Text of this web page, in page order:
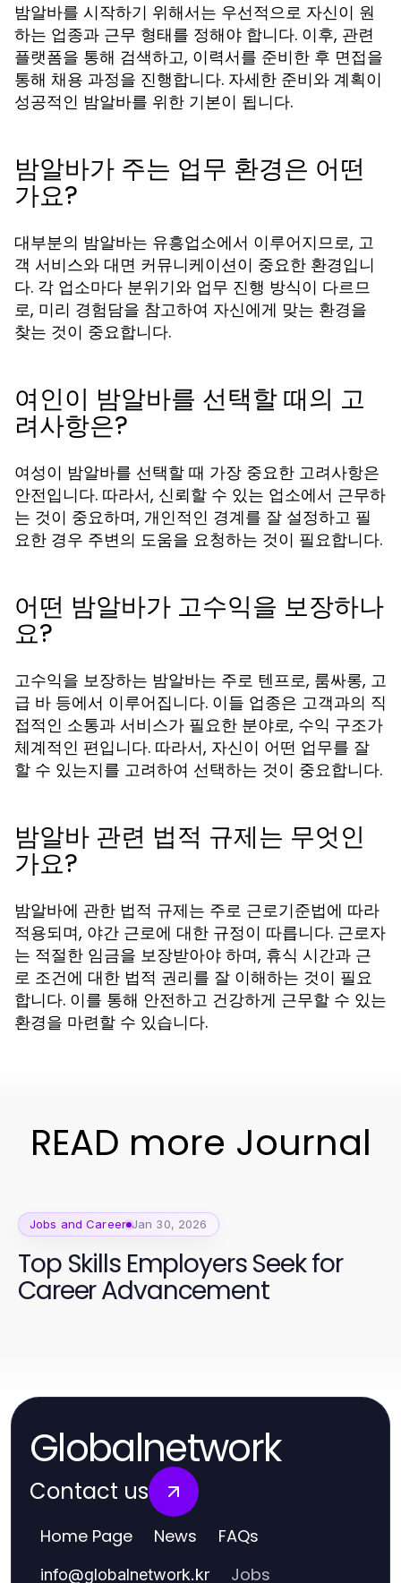
밤알바를 시작하기 위해서는 우선적으로 자신이 원
하는 업종과 근무 형태를 정해야 합니다. 이후, 관련
플랫폼을 통해 검색하고, 이력서를 준비한 후 면접을
통해 채용 과정을 진행합니다. 자세한 준비와 계획이
성공적인 밤알바를 위한 기본이 됩니다.
밤알바가 주는 업무 환경은 어떤
가요?
대부분의 밤알바는 유흥업소에서 이루어지므로, 고
객 서비스와 대면 커뮤니케이션이 중요한 환경입니
다. 각 업소마다 분위기와 업무 진행 방식이 다르므
로, 미리 경험담을 참고하여 자신에게 맞는 환경을
찾는 것이 중요합니다.
여인이 밤알바를 선택할 때의 고
려사항은?
여성이 밤알바를 선택할 때 가장 중요한 고려사항은
안전입니다. 따라서, 신뢰할 수 있는 업소에서 근무하
는 것이 중요하며, 개인적인 경계를 잘 설정하고 필
요한 경우 주변의 도움을 요청하는 것이 필요합니다.
어떤 밤알바가 고수익을 보장하나
요?
고수익을 보장하는 밤알바는 주로 텐프로, 룸싸롱, 고
급 바 등에서 이루어집니다. 이들 업종은 고객과의 직
접적인 소통과 서비스가 필요한 분야로, 수익 구조가
체계적인 편입니다. 따라서, 자신이 어떤 업무를 잘
할 수 있는지를 고려하여 선택하는 것이 중요합니다.
밤알바 관련 법적 규제는 무엇인
가요?
밤알바에 관한 법적 규제는 주로 근로기준법에 따라
적용되며, 야간 근로에 대한 규정이 따릅니다. 근로자
는 적절한 임금을 보장받아야 하며, 휴식 시간과 근
로 조건에 대한 법적 권리를 잘 이해하는 것이 필요
합니다. 이를 통해 안전하고 건강하게 근무할 수 있는
환경을 마련할 수 있습니다.
READ more Journal
Jobs and Career Jan 30, 2026
Top Skills Employers Seek for
Career Advancement
Globalnetwork
Contact us
Home Page News FAQs
info@globalnetwork.kr Jobs